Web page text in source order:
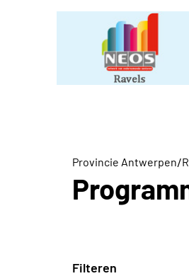
Provincie Antwerpen/
Filteren